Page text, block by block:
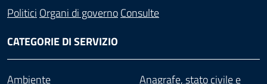
Politici Organi di governoConsulte
CATEGORIE DI SERVIZIO
Ambiente
Anagrafe, stato civile e